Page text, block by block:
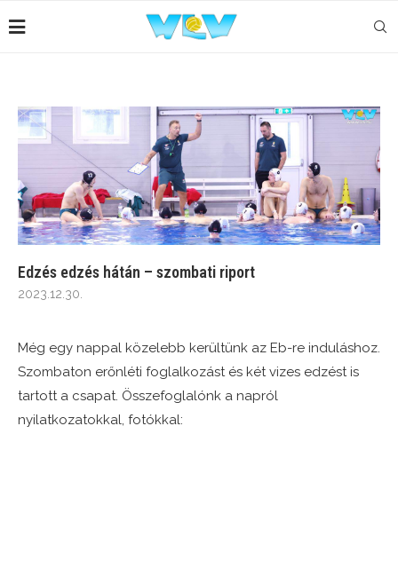
Edzés edzés hátán – szombati riport
2023.12.30.
Még egy nappal közelebb kerültünk az Eb-re induláshoz.
Szombaton erőnléti foglalkozást és két vizes edzést is
tartott a csapat. Összefoglalónk a napról
nyilatkozatokkal, fotókkal: